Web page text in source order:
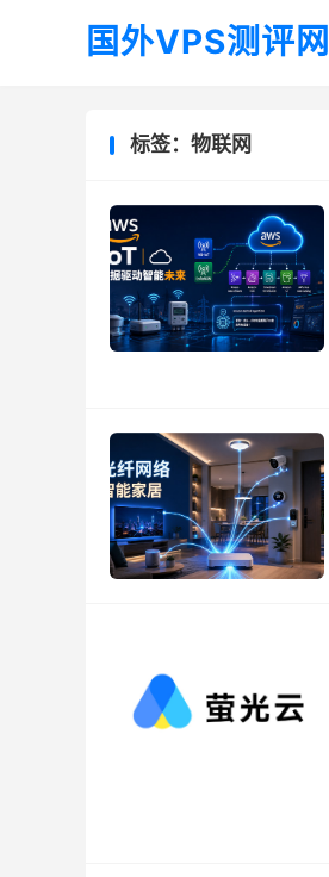
国外VPS测评网
标签：物联网